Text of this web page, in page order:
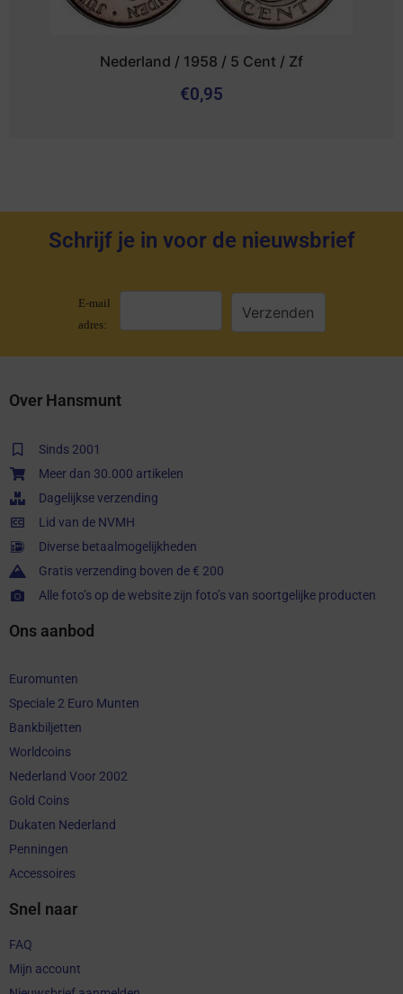
Nederland / 1958 / 5 Cent / Zf
€0,95
Schrijf je in voor de nieuwsbrief
E-mail
adres:
Over Hansmunt
Sinds 2001
Meer dan 30.000 artikelen
Dagelijkse verzending
Lid van de NVMH
Diverse betaalmogelijkheden
Gratis verzending boven de € 200
Alle foto’s op de website zijn foto’s van soortgelijke producten
Ons aanbod
Euromunten
Speciale 2 Euro Munten
Bankbiljetten
Worldcoins
Nederland Voor 2002
Gold Coins
Dukaten Nederland
Penningen
Accessoires
Snel naar
FAQ
Mijn account